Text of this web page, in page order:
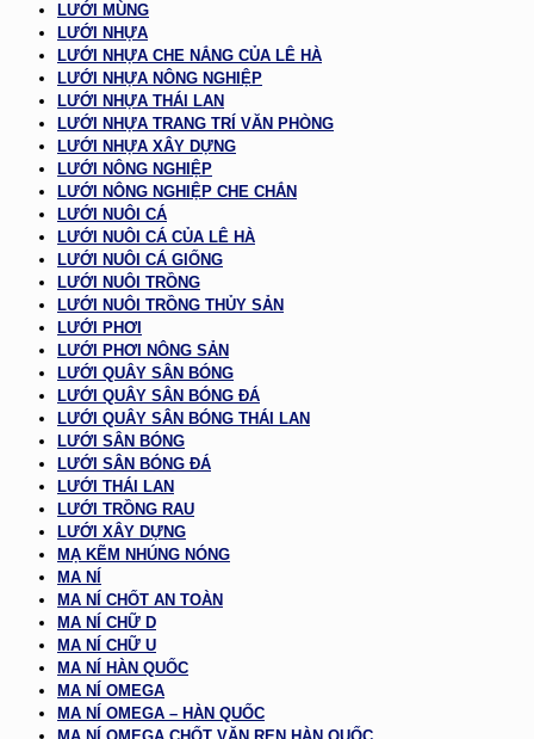
LƯỚI MÙNG
LƯỚI NHỰA
LƯỚI NHỰA CHE NẮNG CỦA LÊ HÀ
LƯỚI NHỰA NÔNG NGHIỆP
LƯỚI NHỰA THÁI LAN
LƯỚI NHỰA TRANG TRÍ VĂN PHÒNG
LƯỚI NHỰA XÂY DỰNG
LƯỚI NÔNG NGHIỆP
LƯỚI NÔNG NGHIỆP CHE CHẮN
LƯỚI NUÔI CÁ
LƯỚI NUÔI CÁ CỦA LÊ HÀ
LƯỚI NUÔI CÁ GIỐNG
LƯỚI NUÔI TRỒNG
LƯỚI NUÔI TRỒNG THỦY SẢN
LƯỚI PHƠI
LƯỚI PHƠI NÔNG SẢN
LƯỚI QUÂY SÂN BÓNG
LƯỚI QUÂY SÂN BÓNG ĐÁ
LƯỚI QUÂY SÂN BÓNG THÁI LAN
LƯỚI SÂN BÓNG
LƯỚI SÂN BÓNG ĐÁ
LƯỚI THÁI LAN
LƯỚI TRỒNG RAU
LƯỚI XÂY DỰNG
MẠ KẼM NHÚNG NÓNG
MA NÍ
MA NÍ CHỐT AN TOÀN
MA NÍ CHỮ D
MA NÍ CHỮ U
MA NÍ HÀN QUỐC
MA NÍ OMEGA
MA NÍ OMEGA – HÀN QUỐC